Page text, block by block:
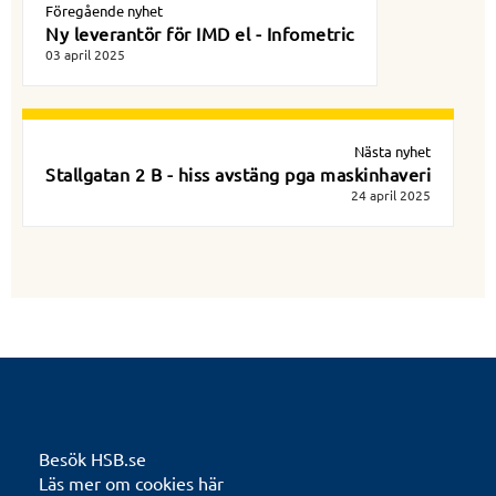
Föregående nyhet
Ny leverantör för IMD el - Infometric
03 april 2025
Nästa nyhet
Stallgatan 2 B - hiss avstäng pga maskinhaveri
24 april 2025
Besök HSB.se
Läs mer om cookies här